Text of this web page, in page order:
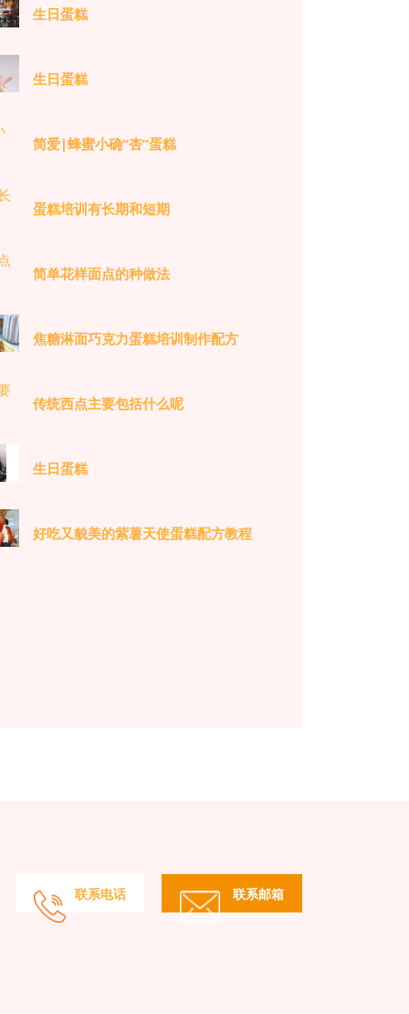
生日蛋糕
生日蛋糕
简爱|蜂蜜小确“杏”蛋糕
蛋糕培训有长期和短期
简单花样面点的种做法
焦糖淋面巧克力蛋糕培训制作配方
传统西点主要包括什么呢
生日蛋糕
好吃又貌美的紫薯天使蛋糕配方教程
联系电话 联系邮箱